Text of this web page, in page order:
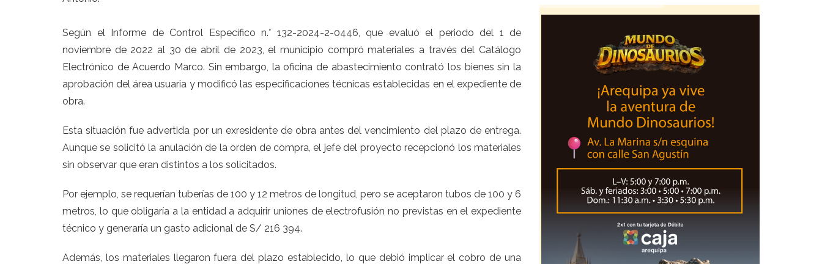
Según el Informe de Control Específico n.° 132-2024-2-0446, que evaluó el periodo del 1 de
noviembre de 2022 al 30 de abril de 2023, el municipio compró materiales a través del Catálogo
Electrónico de Acuerdo Marco. Sin embargo, la oficina de abastecimiento contrató los bienes sin la
aprobación del área usuaria y modificó las especificaciones técnicas establecidas en el expediente de
obra.
Esta situación fue advertida por un exresidente de obra antes del vencimiento del plazo de entrega.
Aunque se solicitó la anulación de la orden de compra, el jefe del proyecto recepcionó los materiales
sin observar que eran distintos a los solicitados.
Por ejemplo, se requerían tuberías de 100 y 12 metros de longitud, pero se aceptaron tubos de 100 y 6
metros, lo que obligaría a la entidad a adquirir uniones de electrofusión no previstas en el expediente
técnico y generaría un gasto adicional de S/ 216 394.
Además, los materiales llegaron fuera del plazo establecido, lo que debió implicar el cobro de una